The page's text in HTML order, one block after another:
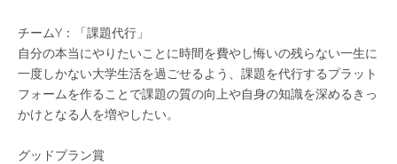
チームY：「課題代行」
自分の本当にやりたいことに時間を費やし悔いの残らない一生に
一度しかない大学生活を過ごせるよう、課題を代行するプラット
フォームを作ることで課題の質の向上や自身の知識を深めるきっ
かけとなる人を増やしたい。
グッドプラン賞